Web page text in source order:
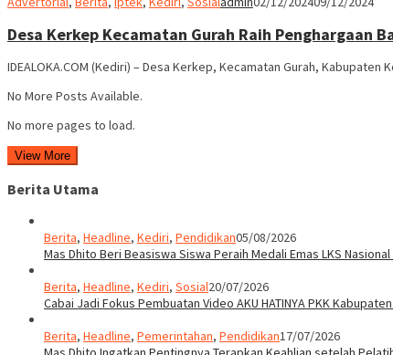
Desa Kerkep Kecamatan Gurah Raih Penghargaan
IDEALOKA.COM (Kediri) – Desa Kerkep, Kecamatan Gurah,
No More Posts Available.
No more pages to load.
View More
Berita Utama
Berita, Headline, Kediri, Pendidikan05/08/2026
Mas Dhito Beri Beasiswa Siswa Peraih Medali Emas LKS Nasional
Berita, Headline, Kediri, Sosial20/07/2026
Cabai Jadi Fokus Pembuatan Video AKU HATINYA PKK
Berita, Headline, Pemerintahan, Pendidikan17/07/2026